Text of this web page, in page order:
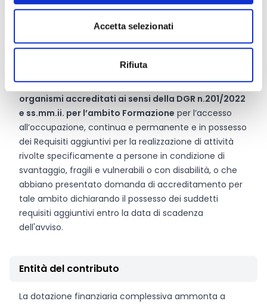
Accetta selezionati
Rifiuta
Chi può partecipare
Possono candidare operazioni, in qualità di soggetti
gestori titolari e responsabili delle iniziative, gli
organismi accreditati ai sensi della DGR n.201/2022
e ss.mm.ii. per l’ambito Formazione per l’accesso
all’occupazione, continua e permanente e in possesso
dei Requisiti aggiuntivi per la realizzazione di attività
rivolte specificamente a persone in condizione di
svantaggio, fragili e vulnerabili o con disabilità, o che
abbiano presentato domanda di accreditamento per
tale ambito dichiarando il possesso dei suddetti
requisiti aggiuntivi entro la data di scadenza
dell'avviso.
Entità del contributo
La dotazione finanziaria complessiva ammonta a